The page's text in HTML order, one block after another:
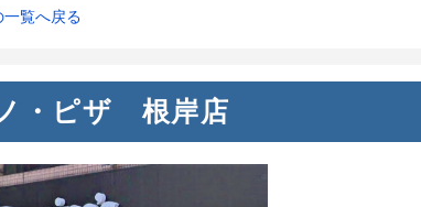
覧へ戻る
・ピザ 根岸店